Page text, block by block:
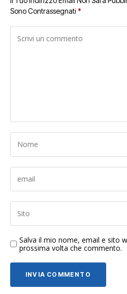
Sono Contrassegnati *
Salva il mio nome, email e sito
prossima volta che commento.